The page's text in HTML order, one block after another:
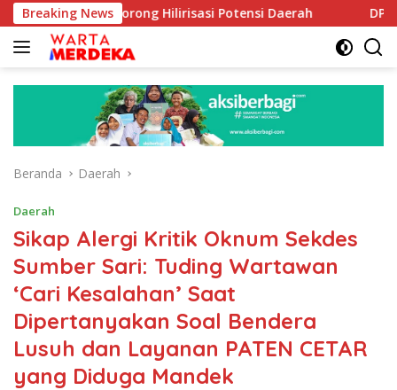
Langsung
ke
konten
Breaking News
Dorong Hilirisasi Potensi Daerah DPR Dorong
Beranda Daerah
Daerah
Sikap Alergi Kritik Oknum Sekdes
Sumber Sari: Tuding Wartawan
‘Cari Kesalahan’ Saat
Dipertanyakan Soal Bendera
Lusuh dan Layanan PATEN CETAR
yang Diduga Mandek